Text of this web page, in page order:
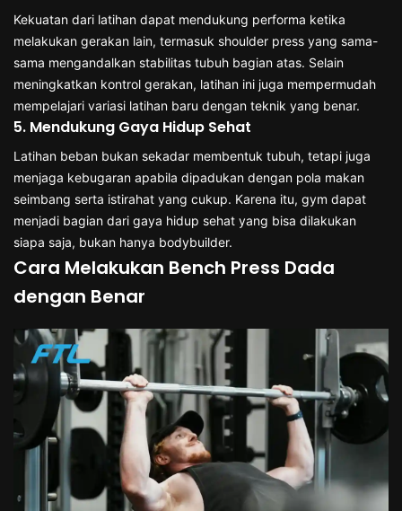
Kekuatan dari latihan dapat mendukung performa ketika
melakukan gerakan lain, termasuk shoulder press yang sama-
sama mengandalkan stabilitas tubuh bagian atas. Selain
meningkatkan kontrol gerakan, latihan ini juga mempermudah
mempelajari variasi latihan baru dengan teknik yang benar.
5. Mendukung Gaya Hidup Sehat
Latihan beban bukan sekadar membentuk tubuh, tetapi juga
menjaga kebugaran apabila dipadukan dengan pola makan
seimbang serta istirahat yang cukup. Karena itu, gym dapat
menjadi bagian dari gaya hidup sehat yang bisa dilakukan
siapa saja, bukan hanya bodybuilder.
Cara Melakukan Bench Press Dada
dengan Benar